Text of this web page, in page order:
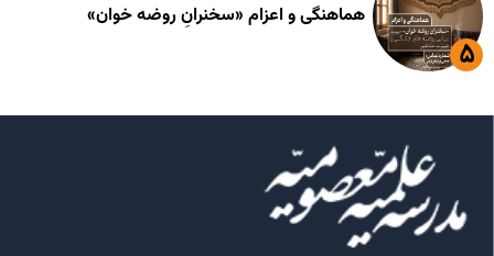
هماهنگی و اعزام «سخنرانِ روضه خوان»